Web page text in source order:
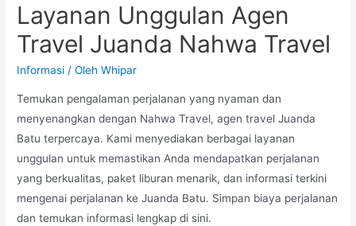
Layanan Unggulan Agen
Travel Juanda Nahwa Travel
Informasi / OlehWhipar
Temukan pengalaman perjalanan yang nyaman dan
menyenangkan dengan Nahwa Travel, agen travel Juanda
Batu terpercaya. Kami menyediakan berbagai layanan
unggulan untuk memastikan Anda mendapatkan perjalanan
yang berkualitas, paket liburan menarik, dan informasi terkini
mengenai perjalanan ke Juanda Batu. Simpan biaya perjalanan
dan temukan informasi lengkap di sini.